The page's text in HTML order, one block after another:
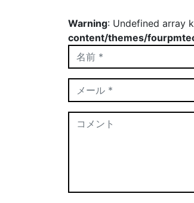
Warning: Undefined array
content/themes/